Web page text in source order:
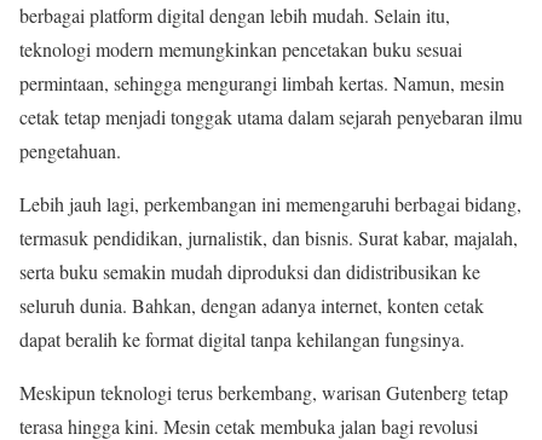
berbagai platform digital dengan lebih mudah. Selain itu,
teknologi modern memungkinkan pencetakan buku sesuai
permintaan, sehingga mengurangi limbah kertas. Namun, mesin
cetak tetap menjadi tonggak utama dalam sejarah penyebaran ilmu
pengetahuan.
Lebih jauh lagi, perkembangan ini memengaruhi berbagai bidang,
termasuk pendidikan, jurnalistik, dan bisnis. Surat kabar, majalah,
serta buku semakin mudah diproduksi dan didistribusikan ke
seluruh dunia. Bahkan, dengan adanya internet, konten cetak
dapat beralih ke format digital tanpa kehilangan fungsinya.
Meskipun teknologi terus berkembang, warisan Gutenberg tetap
terasa hingga kini. Mesin cetak membuka jalan bagi revolusi